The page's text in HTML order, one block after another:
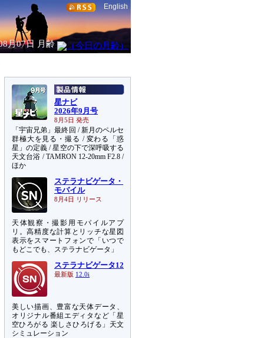
English
月07日 月齢
星ナビ
2026年9月号
8月5日 発売
「宇宙兄弟」最終回 / 新月のペルセ
群極大を見る・撮る / 変わる「惑
星」の定義 / 星空の下で深呼吸する
天文台浴 / TAMRON 12-20mm F2.8 /
ほか
ステラナビゲータ・
モバイル
8月4日 リリース
天体観察・撮影用モバイルアプ
リ。高精度な計算とリッチな星図
表示をスマートフォンで「いつで
もどこでも、ステラナビゲータ」
ステラナビゲータ12
最新版 12.0i
美しい描画、豊富な天体データ、
オリジナル番組エディタなど「星
空ひろがる 楽しさひろげる」天文
シミュレーション